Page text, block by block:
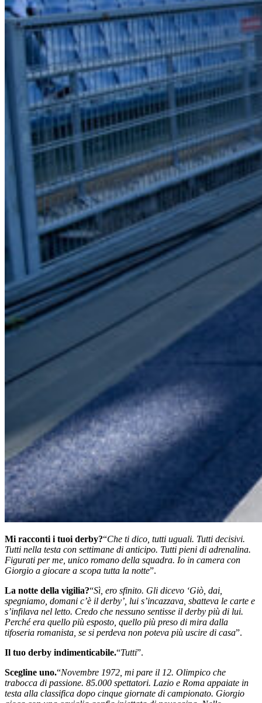
Mi racconti i tuoi derby?“Che ti dico, tutti uguali. Tutti decisivi.
Tutti nella testa con settimane di anticipo. Tutti pieni di adrenalina.
Figurati per me, unico romano della squadra. Io in camera con
Giorgio a giocare a scopa tutta la notte”.
La notte della vigilia?“Sì, ero sfinito. Gli dicevo ‘Giò, dai,
spegniamo, domani c’è il derby’, lui s’incazzava, sbatteva le carte e
s’infilava nel letto. Credo che nessuno sentisse il derby più di lui.
Perché era quello più esposto, quello più preso di mira dalla
tifoseria romanista, se si perdeva non poteva più uscire di casa”.
Il tuo derby indimenticabile.“Tutti”.
Scegline uno.“Novembre 1972, mi pare il 12. Olimpico che
trabocca di passione. 85.000 spettatori. Lazio e Roma appaiate in
testa alla classifica dopo cinque giornate di campionato. Giorgio